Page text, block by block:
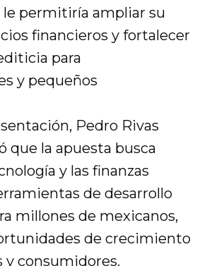
le permitiría ampliar su
financieros y fortalecer
para
y pequeños
Pedro Rivas
que la apuesta busca
y las finanzas
de desarrollo
millones de mexicanos,
de crecimiento
y consumidores.